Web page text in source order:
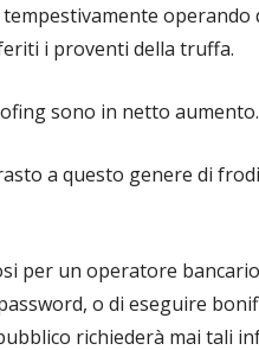
operando
i proventi della truffa.
sono in netto aumento.
a questo genere di
per un operatore
o di eseguire
richiederà mai tali